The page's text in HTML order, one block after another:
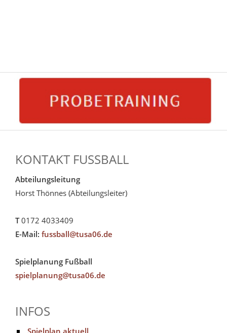
KONTAKT FUSSBALL
Abteilungsleitung
Horst Thönnes (Abteilungsleiter)
T0172 4033409
E-Mail: fussball@tusa06.de
Spielplanung Fußball
spielplanung@tusa06.de
INFOS